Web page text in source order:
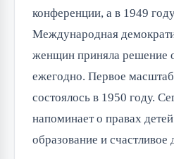
конференции, а в 1949
Международная
женщин приняла решение
ежегодно. Первое
состоялось в 1950 году.
напоминает о правах
образование и счастливое